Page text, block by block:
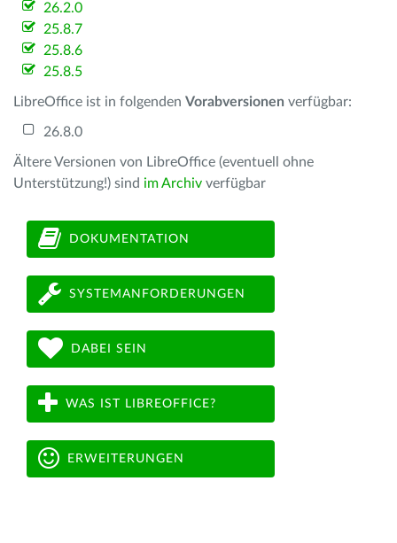
26.2.0
25.8.7
25.8.6
25.8.5
LibreOffice ist in folgenden Vorabversionen verfügbar:
26.8.0
Ältere Versionen von LibreOffice (eventuell ohne
Unterstützung!) sind im Archiv verfügbar
DOKUMENTATION
SYSTEMANFORDERUNGEN
DABEI SEIN
WAS IST LIBREOFFICE?
ERWEITERUNGEN